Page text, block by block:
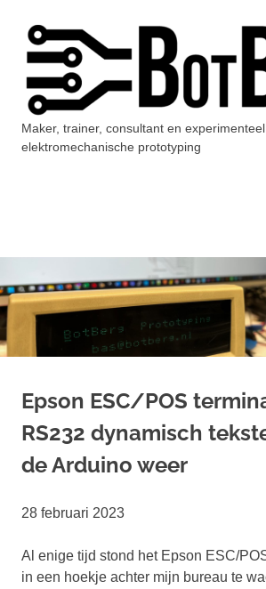
inhoud
BotBerg
Maker, trainer, consultant en
elektromechanische prototyping
Epson ESC/POS
RS232 dynamisch
de Arduino weer
28 februari 2023
Al enige tijd stond het Epson ESC/
in een hoekje achter mijn bureau te